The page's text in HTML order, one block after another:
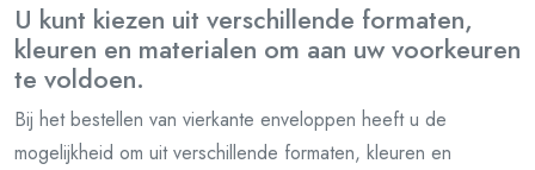
U kunt kiezen uit verschillende formaten,
kleuren en materialen om aan uw voorkeuren
te voldoen.
Bij het bestellen van vierkante enveloppen heeft u de
mogelijkheid om uit verschillende formaten, kleuren en